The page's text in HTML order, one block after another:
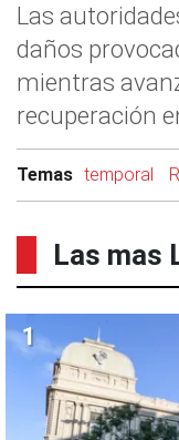
Las
daños
mientras
recuperación
Temas temporal
Las mas